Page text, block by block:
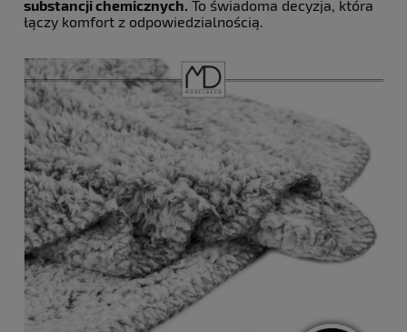
substancji chemicznych. To świadoma decyzja, która
łączy komfort z odpowiedzialnością.